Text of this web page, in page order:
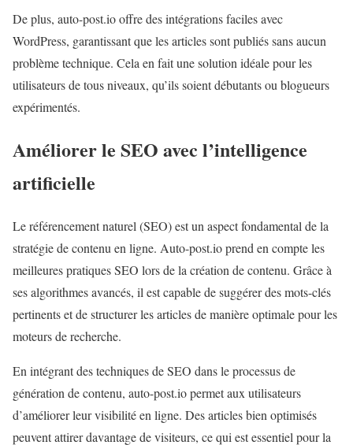
De plus, auto-post.io offre des intégrations faciles avec
WordPress, garantissant que les articles sont publiés sans aucun
problème technique. Cela en fait une solution idéale pour les
utilisateurs de tous niveaux, qu’ils soient débutants ou blogueurs
expérimentés.
Améliorer le SEO avec l’intelligence
artificielle
Le référencement naturel (SEO) est un aspect fondamental de la
stratégie de contenu en ligne. Auto-post.io prend en compte les
meilleures pratiques SEO lors de la création de contenu. Grâce à
ses algorithmes avancés, il est capable de suggérer des mots-clés
pertinents et de structurer les articles de manière optimale pour les
moteurs de recherche.
En intégrant des techniques de SEO dans le processus de
génération de contenu, auto-post.io permet aux utilisateurs
d’améliorer leur visibilité en ligne. Des articles bien optimisés
peuvent attirer davantage de visiteurs, ce qui est essentiel pour la